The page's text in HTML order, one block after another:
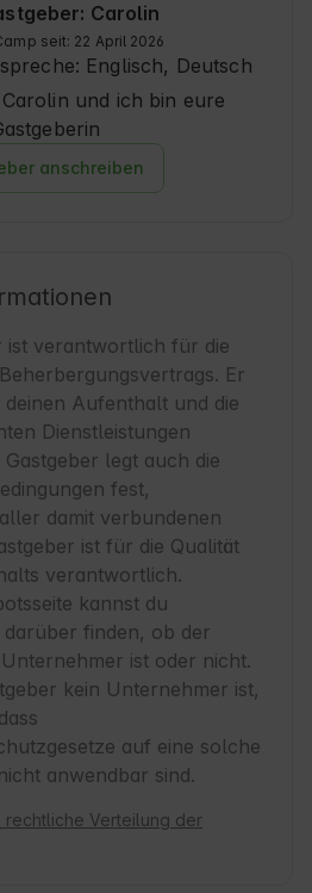
Carolin
seit: 22 April 2026
Englisch, Deutsch
und ich bin eure
anschreiben
ist verantwortlich für die
Er
Aufenthalt und die
Dienstleistungen
legt auch die
fest,
damit verbundenen
ist für die Qualität
verantwortlich.
kannst du
finden, ob der
ist oder nicht.
kein Unternehmer ist,
auf eine solche
anwendbar sind.
rechtliche Verteilung der